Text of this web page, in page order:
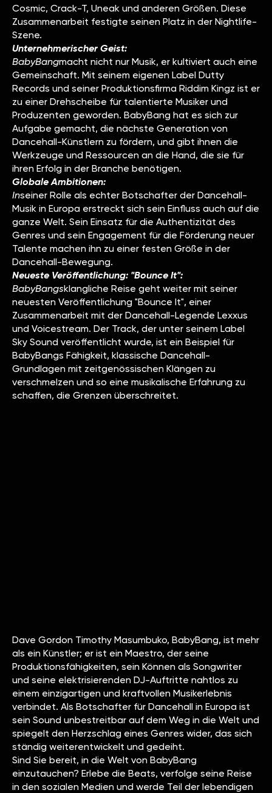
Cosmic, Crack-T, Uneak und anderen Größen. Diese
Zusammenarbeit festigte seinen Platz in der Nightlife-
Szene.
Unternehmerischer Geist:
‍BabyBangmacht nicht nur Musik, er kultiviert auch eine
Gemeinschaft. Mit seinem eigenen Label Dutty
Records und seiner Produktionsfirma Riddim Kingz ist er
zu einer Drehscheibe für talentierte Musiker und
Produzenten geworden. BabyBang hat es sich zur
Aufgabe gemacht, die nächste Generation von
Dancehall-Künstlern zu fördern, und gibt ihnen die
Werkzeuge und Ressourcen an die Hand, die sie für
ihren Erfolg in der Branche benötigen.
Globale Ambitionen:
‍Inseiner Rolle als echter Botschafter der Dancehall-
Musik in Europa erstreckt sich sein Einfluss auch auf die
ganze Welt. Sein Einsatz für die Authentizität des
Genres und sein Engagement für die Förderung neuer
Talente machen ihn zu einer festen Größe in der
Dancehall-Bewegung.
Neueste Veröffentlichung: "Bounce It":
‍BabyBangsklangliche Reise geht weiter mit seiner
neuesten Veröffentlichung "Bounce It", einer
Zusammenarbeit mit der Dancehall-Legende Lexxus
und Voicestream. Der Track, der unter seinem Label
Sky Sound veröffentlicht wurde, ist ein Beispiel für
BabyBangs Fähigkeit, klassische Dancehall-
Grundlagen mit zeitgenössischen Klängen zu
verschmelzen und so eine musikalische Erfahrung zu
schaffen, die Grenzen überschreitet.
Dave Gordon Timothy Masumbuko, BabyBang, ist mehr
als ein Künstler; er ist ein Maestro, der seine
Produktionsfähigkeiten, sein Können als Songwriter
und seine elektrisierenden DJ-Auftritte nahtlos zu
einem einzigartigen und kraftvollen Musikerlebnis
verbindet. Als Botschafter für Dancehall in Europa ist
sein Sound unbestreitbar auf dem Weg in die Welt und
spiegelt den Herzschlag eines Genres wider, das sich
ständig weiterentwickelt und gedeiht.
Sind Sie bereit, in die Welt von BabyBang
einzutauchen? Erlebe die Beats, verfolge seine Reise
in den sozialen Medien und werde Teil der lebendigen